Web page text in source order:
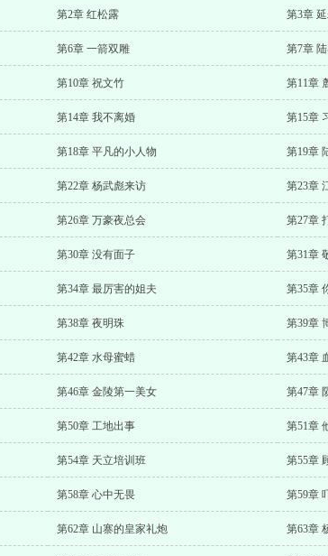
第2章 红松露 第3章
第6章 一箭双雕 第7章
第10章 祝文竹 第11章
第14章 我不离婚 第15章
第18章 平凡的小人物 第19章
第22章 杨武彪来访 第23章
第26章 万豪夜总会 第27章
第30章 没有面子 第31章
第34章 最厉害的姐夫 第35章
第38章 夜明珠 第39章
第42章 水母蜜蜡 第43章
第46章 金陵第一美女 第47章
第50章 工地出事 第51章
第54章 天立培训班 第55章
第58章 心中无畏 第59章
第62章 山寨的皇家礼炮 第63章